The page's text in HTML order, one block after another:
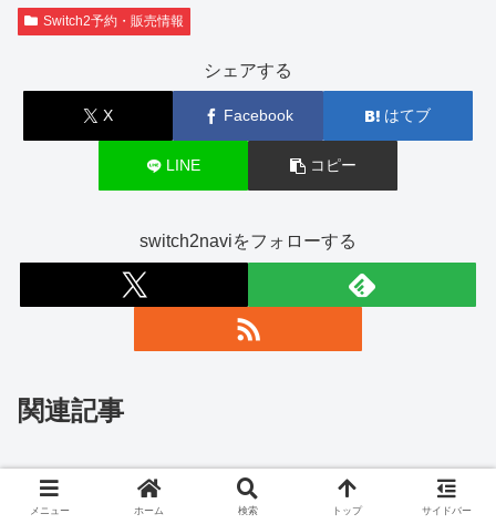
Switch2予約・販売情報
シェアする
X Facebook はてブ
LINE コピー
switch2naviをフォローする
関連記事
Switch2予約・販売情報
マイニンテンドーストアのSwitch
2抽選、多言語版は国内版と比べ
メニュー ホーム 検索 トップ サイドバー